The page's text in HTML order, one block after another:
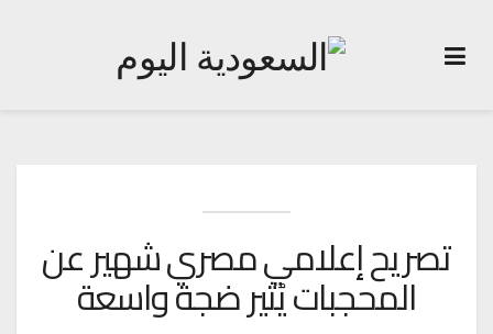
تصريح إعلامي مصري شهير عن
المحجبات يُثير ضجة واسعة